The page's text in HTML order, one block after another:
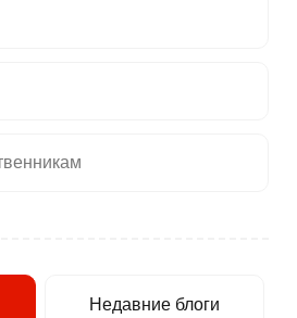
Недавние блоги